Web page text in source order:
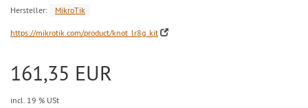
Hersteller: MikroTik
https://mikrotik.com/product/knot_lr8g_kit
161,35 EUR
incl. 19 % USt